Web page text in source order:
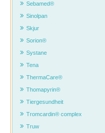
Sebamed®
Sinolpan
Skjur
Sorion®
Systane
Tena
ThermaCare®
Thomapyrin®
Tiergesundheit
Tromcardin® complex
Truw